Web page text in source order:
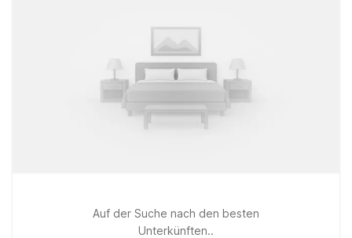
Auf der Suche nach den besten
Unterkünften..